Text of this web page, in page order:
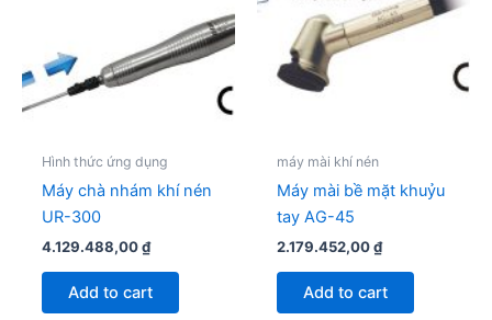
Hình thức ứng dụng
Máy chà nhám khí nén
UR-300
4.129.488,00₫
Add to cart
máy mài khí nén
Máy mài bề mặt khuỷu
tay AG-45
2.179.452,00₫
Add to cart